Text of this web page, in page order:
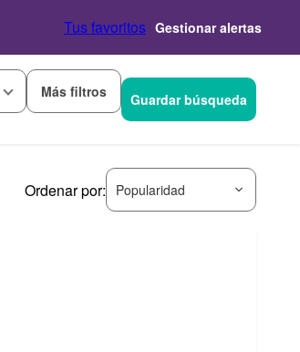
Tus favoritos Gestionar alertas
Más filtros Guardar búsqueda
Ordenar por: Popularidad